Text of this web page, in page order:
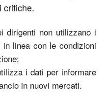
critiche.
dirigenti non utilizzano i
linea con le condizioni
i dati per informare
in nuovi mercati.